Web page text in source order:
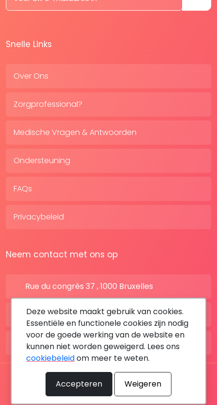
Snelle Links
Over Ons
Zorgprofessional?
Medische Vragen & Antwoorden
Ondersteuning
FAQs
Privacybeleid
Neem contact met ons op
Rue du congrès 37 , 1000 Bruxelles
BE: +32 28080227
FR: +33 183642895
Alle rechten voorbehouden © 2026 DoktersAfspraak
By MediaSatCom
Deze website maakt gebruik van cookies.
Essentiële en functionele cookies zijn nodig
voor de goede werking van de website en
kunnen niet worden geweigerd. Lees ons
cookiebeleidom meer te weten.
Accepteren Weigeren